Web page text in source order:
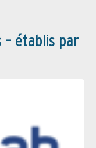
établis par